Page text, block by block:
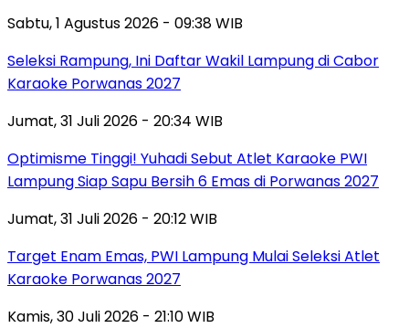
Sabtu, 1 Agustus 2026 - 09:38 WIB
Seleksi Rampung, Ini Daftar Wakil Lampung di Cabor
Karaoke Porwanas 2027
Jumat, 31 Juli 2026 - 20:34 WIB
Optimisme Tinggi! Yuhadi Sebut Atlet Karaoke PWI
Lampung Siap Sapu Bersih 6 Emas di Porwanas 2027
Jumat, 31 Juli 2026 - 20:12 WIB
Target Enam Emas, PWI Lampung Mulai Seleksi Atlet
Karaoke Porwanas 2027
Kamis, 30 Juli 2026 - 21:10 WIB